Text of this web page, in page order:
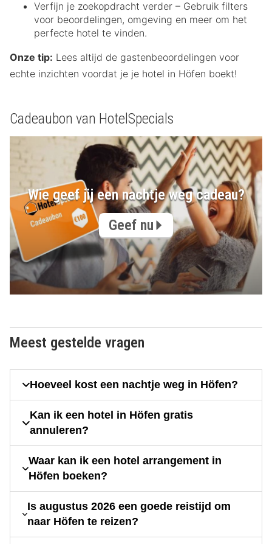
Verfijn je zoekopdracht verder – Gebruik filters
voor beoordelingen, omgeving en meer om het
perfecte hotel te vinden.
Onze tip: Lees altijd de gastenbeoordelingen voor
echte inzichten voordat je je hotel in Höfen boekt!
Cadeaubon van HotelSpecials
Wie geef jij een nachtje weg cadeau?
Geef nu
Meest gestelde vragen
Hoeveel kost een nachtje weg in Höfen?
Kan ik een hotel in Höfen gratis
annuleren?
Waar kan ik een hotel arrangement in
Höfen boeken?
Is augustus 2026 een goede reistijd om
naar Höfen te reizen?